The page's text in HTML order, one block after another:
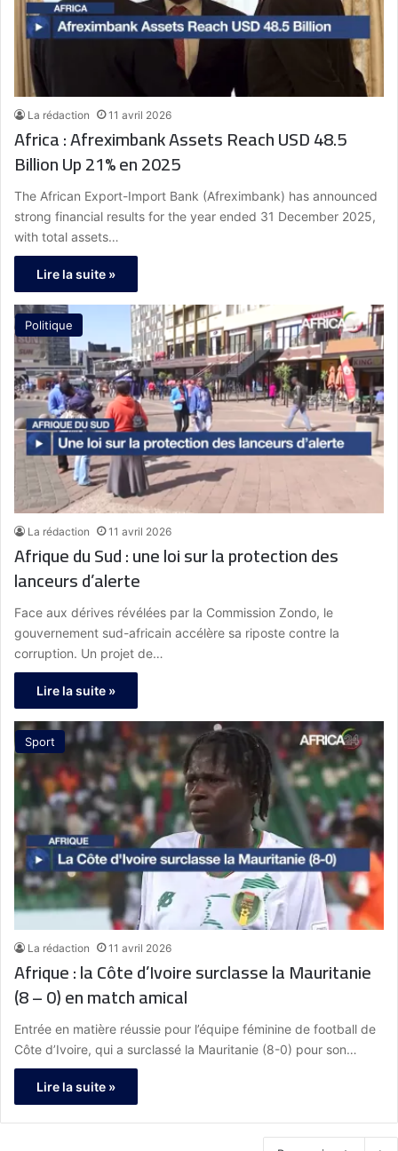
La rédaction 11 avril 2026
Africa : Afreximbank Assets Reach USD 48.5
Billion Up 21% en 2025
The African Export-Import Bank (Afreximbank) has announced
strong financial results for the year ended 31 December 2025,
with total assets…
Lire la suite »
Politique
La rédaction 11 avril 2026
Afrique du Sud : une loi sur la protection des
lanceurs d’alerte
Face aux dérives révélées par la Commission Zondo, le
gouvernement sud-africain accélère sa riposte contre la
corruption. Un projet de…
Lire la suite »
Sport
La rédaction 11 avril 2026
Afrique : la Côte d’Ivoire surclasse la Mauritanie
(8 – 0) en match amical
Entrée en matière réussie pour l’équipe féminine de football de
Côte d’Ivoire, qui a surclassé la Mauritanie (8-0) pour son…
Lire la suite »